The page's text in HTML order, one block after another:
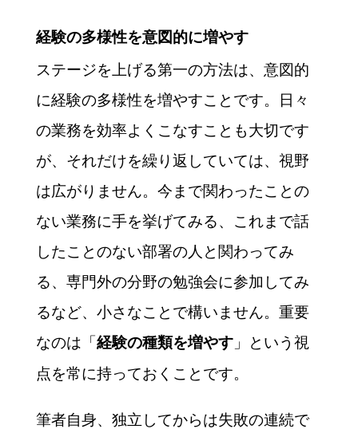
経験の多様性を意図的に増やす
ステージを上げる第一の方法は、意図的
に経験の多様性を増やすことです。日々
の業務を効率よくこなすことも大切です
が、それだけを繰り返していては、視野
は広がりません。今まで関わったことの
ない業務に手を挙げてみる、これまで話
したことのない部署の人と関わってみ
る、専門外の分野の勉強会に参加してみ
るなど、小さなことで構いません。重要
なのは「 経験の種類を増やす」という視
点を常に持っておくことです。
筆者自身、独立してからは失敗の連続で